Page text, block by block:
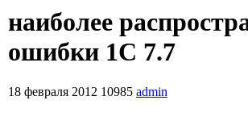
наиболее
ошибки 1С 7.7
18 февраля 2012 10985 admin